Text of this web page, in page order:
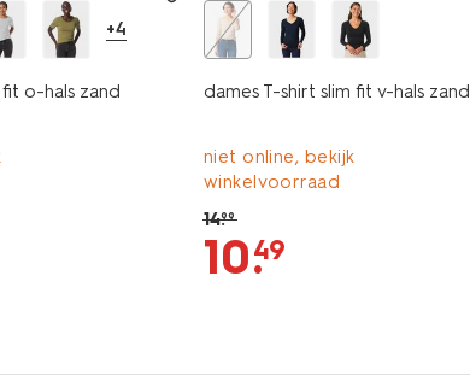
+4
o-hals zand dames T-shirt slim fit v-hals zand
niet online, bekijk
winkelvoorraad
14.99
10.
49